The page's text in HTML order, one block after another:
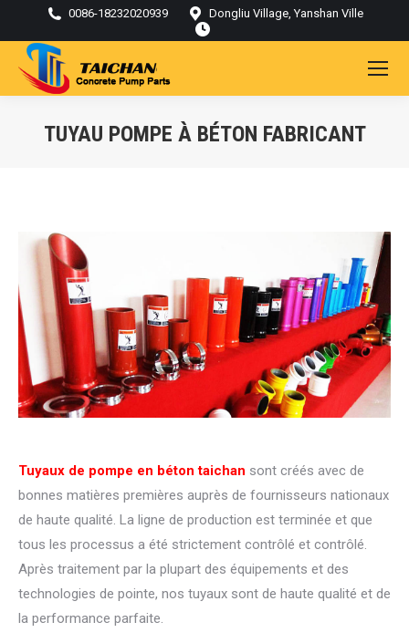
0086-18232020939 Dongliu Village, Yanshan Ville
TUYAU POMPE À BÉTON FABRICANT
Tuyaux de pompe en béton taichan sont créés avec de
bonnes matières premières auprès de fournisseurs nationaux
de haute qualité. La ligne de production est terminée et que
tous les processus a été strictement contrôlé et contrôlé.
Après traitement par la plupart des équipements et des
technologies de pointe, nos tuyaux sont de haute qualité et de
la performance parfaite.